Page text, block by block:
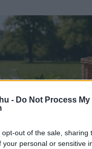
- Do Not Process My
opt-out of the sale, sharing
your personal or sensitive